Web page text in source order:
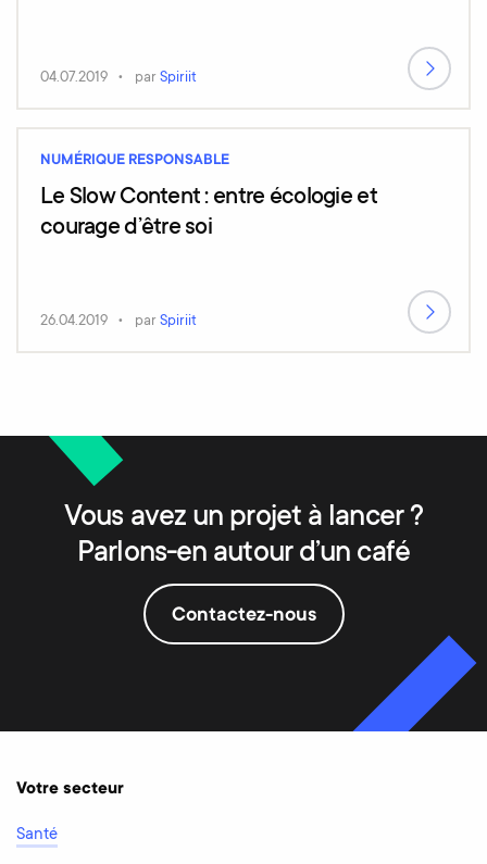
04.07.2019 par Spiriit
NUMÉRIQUE RESPONSABLE
Le Slow Content : entre écologie et
courage d’être soi
26.04.2019 par Spiriit
Vous avez un projet à lancer ?
Parlons-en autour d’un café
Contactez-nous
Votre secteur
Santé